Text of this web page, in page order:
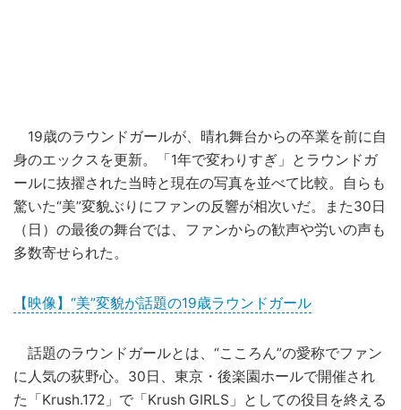
19歳のラウンドガールが、晴れ舞台からの卒業を前に自
身のエックスを更新。「1年で変わりすぎ」とラウンドガ
ールに抜擢された当時と現在の写真を並べて比較。自らも
驚いた“美”変貌ぶりにファンの反響が相次いだ。また30日
（日）の最後の舞台では、ファンからの歓声や労いの声も
多数寄せられた。
【映像】“美”変貌が話題の19歳ラウンドガール
話題のラウンドガールとは、“こころん”の愛称でファン
に人気の荻野心。30日、東京・後楽園ホールで開催され
た「Krush.172」で「Krush GIRLS」としての役目を終える